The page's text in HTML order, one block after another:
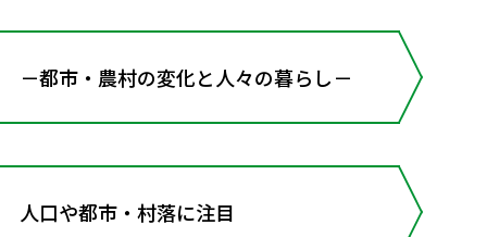
市・農村の変化と人々の暮らし－
や都市・村落に注目